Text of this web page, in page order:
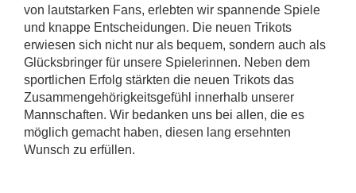
von lautstarken Fans, erlebten wir spannende Spiele
und knappe Entscheidungen. Die neuen Trikots
erwiesen sich nicht nur als bequem, sondern auch als
Glücksbringer für unsere Spielerinnen. Neben dem
sportlichen Erfolg stärkten die neuen Trikots das
Zusammengehörigkeitsgefühl innerhalb unserer
Mannschaften. Wir bedanken uns bei allen, die es
möglich gemacht haben, diesen lang ersehnten
Wunsch zu erfüllen.